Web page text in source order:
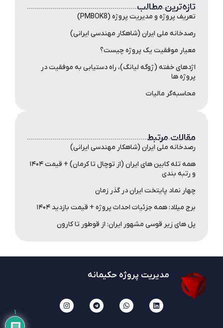
تازه‌ترین مطالب
تعریف پروژه و مدیریت پروژه (PMBOK8)
رصدخانه ملی ایران (شاهکار مهندسی ایرانی)
معیار موفقیت یک پروژه چیست؟
اژدهای خفته (ژوگه لیانگ)، راه دستیابی به موفقیت در
پروژه ها
محاسبه‌گر مالیات
مقالات مرتبط
رصدخانه ملی ایران (شاهکار مهندسی ایرانی)
همه تله کابین های ایران (از توچال تا کرمان) + قیمت ۱۴۰۴
و رتبه بندی
چهار نماد پایتخت ایران در گذر زمان
برج میلاد: همه جزئیات احداث پروژه + قیمت بازدید ۱۴۰۴
پل های زیر قوسی مشهور ایران: از قوطور تا کارون
مدیریت پروژه حکیمانه
۱